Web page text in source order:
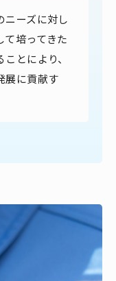
ニーズに対し
て培ってきた
とにより、
展に貢献す